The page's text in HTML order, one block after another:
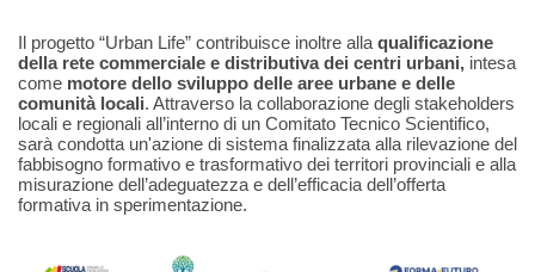
Il progetto “Urban Life” contribuisce inoltre alla qualificazione
della rete commerciale e distributiva dei centri urbani, intesa
come motore dello sviluppo delle aree urbane e delle
comunità locali. Attraverso la collaborazione degli stakeholders
locali e regionali all’interno di un Comitato Tecnico Scientifico,
sarà condotta un'azione di sistema finalizzata alla rilevazione del
fabbisogno formativo e trasformativo dei territori provinciali e alla
misurazione dell’adeguatezza e dell’efficacia dell’offerta
formativa in sperimentazione.